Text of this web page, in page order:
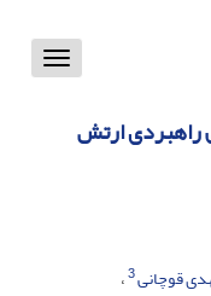
Toggle
راهبردی ارتش
قوچانی3